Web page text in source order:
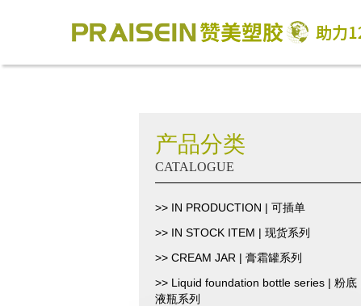
产品分类
CATALOGUE
>> IN PRODUCTION | 可插单
>> IN STOCK ITEM | 现货系列
>> CREAM JAR | 膏霜罐系列
>> Liquid foundation bottle series | 粉底
液瓶系列